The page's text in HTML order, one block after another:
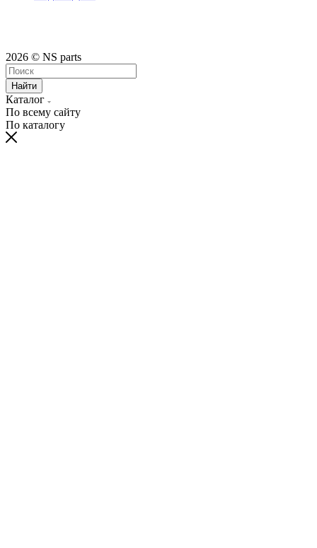
2026 © NS parts
Найти
Каталог
По всему сайту
По каталогу